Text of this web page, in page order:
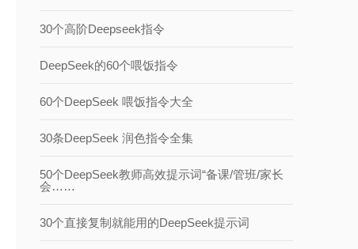
30个高阶Deepseek指令
DeepSeek的60个喂饭指令
60个DeepSeek 喂饭指令大全
30条DeepSeek 润色指令全集
50个DeepSeek教师高效提示词“备课/管班/家长
会……
30个直接复制就能用的DeepSeek提示词